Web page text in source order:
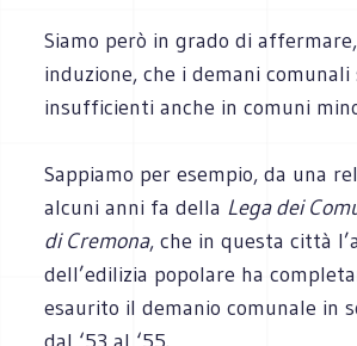
Siamo però in grado di
induzione, che i demani
insufficienti anche in comuni
Sappiamo per esempio, da una
alcuni anni fa della Lega dei
di Cremona, che in questa città
dell’edilizia popolare ha
esaurito il demanio comunale in